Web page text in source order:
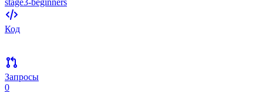
stage3-beginners
Код
Запросы
0